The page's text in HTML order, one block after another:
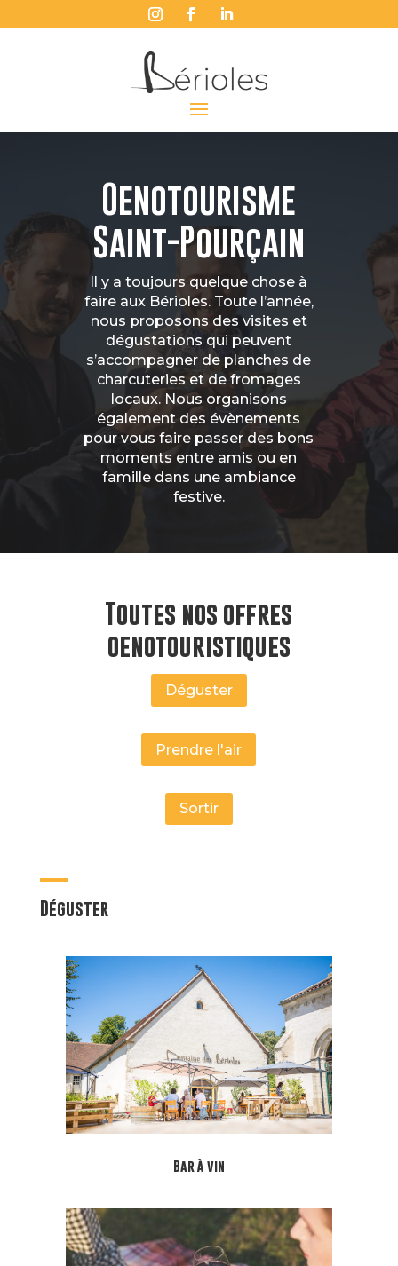
Oenotourisme
Saint-Pourçain
Il y a toujours quelque chose à
faire aux Bérioles. Toute l’année,
nous proposons des visites et
dégustations qui peuvent
s’accompagner de planches de
charcuteries et de fromages
locaux. Nous organisons
également des évènements
pour vous faire passer des bons
moments entre amis ou en
famille dans une ambiance
festive.
Toutes nos offres
oenotouristiques
Déguster
Prendre l'air
Sortir
Déguster
Bar à vin